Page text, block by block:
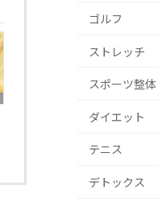
ゴルフ
ストレッチ
スポーツ整体
ダイエット
テニス
デトックス